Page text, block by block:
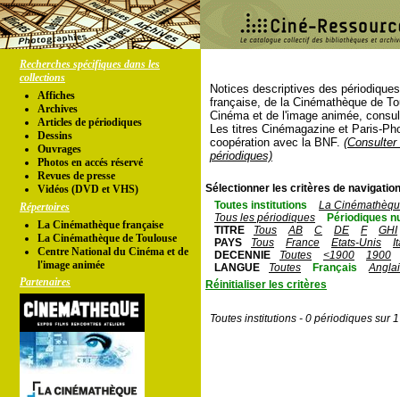
Recherches spécifiques dans les
collections
Affiches
Archives
Articles de périodiques
Dessins
Ouvrages
Photos en accés réservé
Revues de presse
Vidéos (DVD et VHS)
Répertoires
La Cinémathèque française
La Cinémathèque de Toulouse
Centre National du Cinéma et de
l'image animée
Partenaires
Notices descriptives des
française, de la Cinémathèque de
Cinéma et de l'image animée,
Les titres Cinémagazine et Paris-
coopération avec la BNF.
périodiques)
Sélectionner les critères de
Toutes institutions
La
Tous les périodiques
Périodiques
TITRE
Tous AB C DE F
GHI
PAYS
Tous France Etats-Unis
DECENNIE
Toutes <1900
1900
LANGUE
Toutes Français
Réinitialiser les critères
Toutes institutions - 0 périodiques sur